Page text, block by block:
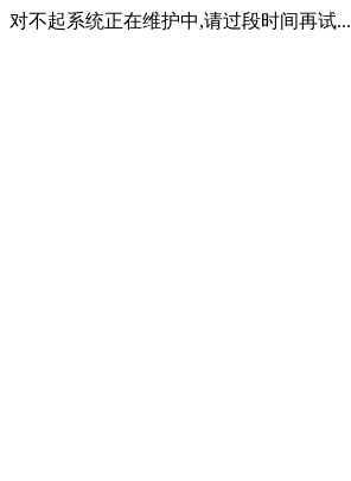
对不起系统正在维护中,请过段时间再试...